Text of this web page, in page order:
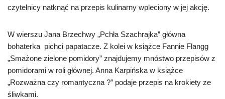
czytelnicy natknąć na przepis kulinarny wpleciony w jej akcję.
W wierszu Jana Brzechwy „Pchła Szachrajka” główna
bohaterka pichci papatacze. Z kolei w książce Fannie Flangg
„Smażone zielone pomidory” znajdujemy mnóstwo przepisów z
pomidorami w roli głównej. Anna Karpińska w książce
„Rozważna czy romantyczna ?” podaje przepis na krokiety ze
śliwkami.